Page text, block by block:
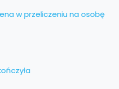
w przeliczeniu na osobę